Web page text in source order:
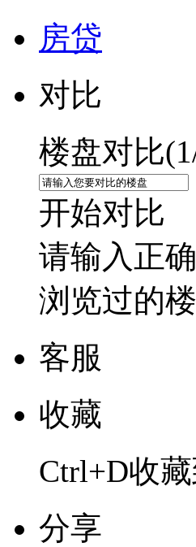
房贷
对比
楼盘对比(1
开始对比
请输入正
浏览过的
客服
收藏
Ctrl+D收
分享